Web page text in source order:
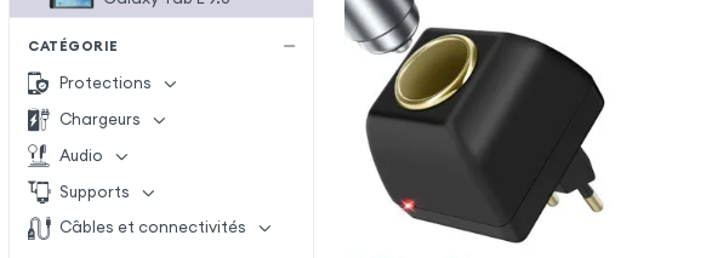
CATÉGORIE
Protections
Chargeurs
Audio
Supports
Câbles et connectivités